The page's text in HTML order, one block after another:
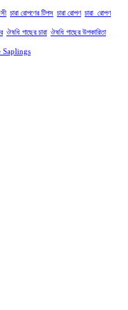
চারা রোপণের টিপস চারা রোপণ চারা_রোপণ
ঔষধি গাছের চারা ঔষধি গাছের উপকারিতা
Saplings